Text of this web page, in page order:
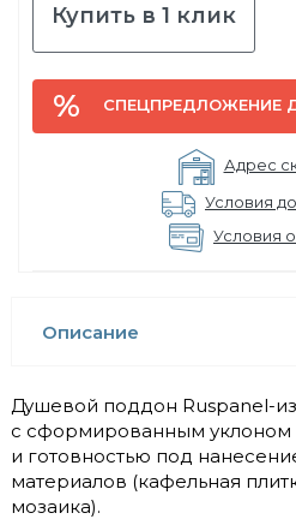
Купить в 1 клик
СПЕЦПРЕДЛОЖЕНИЕ
Адрес
Условия
Условия
Описание
Душевой поддон Ruspanel-
с сформированным уклоном
и готовностью под
материалов (кафельная
мозаика).